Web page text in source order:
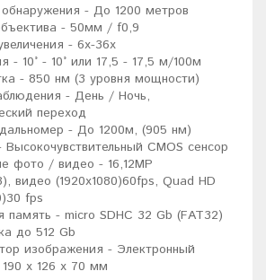
- До 1200 метров
- 50мм / f0,9
- 6х-36х
- 10° - 10° или 17,5 - 17,5 м/100м
- 850 нм (3 уровня мощности)
- День / Ночь,
переход
- До 1200м, (905 нм)
CMOS сенсор
фото / видео - 16,12МР
видео (1920х1080)60fps, Quad HD
fps
память - micro SDHC 32 Gb (FAT32)
до 512 Gb
изображения - Электронный
x 126 х 70 мм